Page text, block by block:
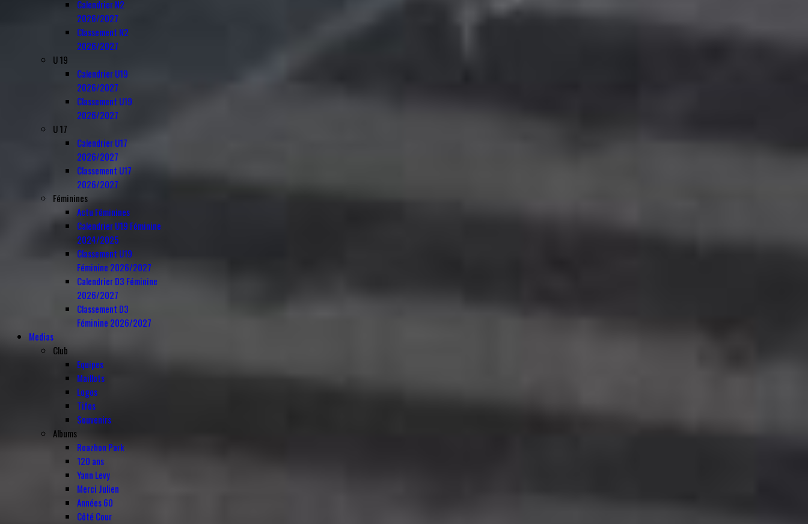
Calendrier N2
2026/2027
Classement N2
2026/2027
U 19
Calendrier U19
2026/2027
Classement U19
2026/2027
U 17
Calendrier U17
2026/2027
Classement U17
2026/2027
Féminines
Actu Féminines
Calendrier U19 Féminine
2024/2025
Classement U19
Féminine 2026/2027
Calendrier D3 Féminine
2026/2027
Classement D3
Féminine 2026/2027
Medias
Club
Equipes
Maillots
Logos
Tifos
Souvenirs
Albums
Roazhon Park
120 ans
Yann Levy
Merci Julien
Années 60
Côté Cour